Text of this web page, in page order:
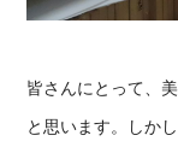
皆さんにとって、
と思います。しか